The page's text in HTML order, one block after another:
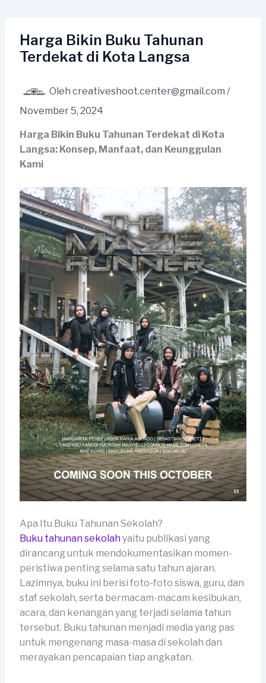
kontenHarga Bikin Buku Tahunan
Terdekat di Kota Langsa
Oleh creativeshoot.center@gmail.com /
November 5, 2024
Harga Bikin Buku Tahunan Terdekat di Kota
Langsa: Konsep, Manfaat, dan Keunggulan
Kami
Apa Itu Buku Tahunan Sekolah?
Buku tahunan sekolahyaitu publikasi yang
dirancang untuk mendokumentasikan momen-
peristiwa penting selama satu tahun ajaran.
Lazimnya, buku ini berisi foto-foto siswa, guru, dan
staf sekolah, serta bermacam-macam kesibukan,
acara, dan kenangan yang terjadi selama tahun
tersebut. Buku tahunan menjadi media yang pas
untuk mengenang masa-masa di sekolah dan
merayakan pencapaian tiap angkatan.